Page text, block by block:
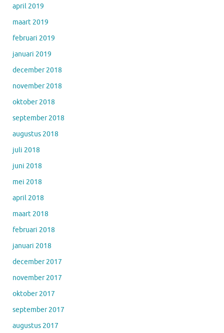
april 2019
maart 2019
februari 2019
januari 2019
december 2018
november 2018
oktober 2018
september 2018
augustus 2018
juli 2018
juni 2018
mei 2018
april 2018
maart 2018
februari 2018
januari 2018
december 2017
november 2017
oktober 2017
september 2017
augustus 2017